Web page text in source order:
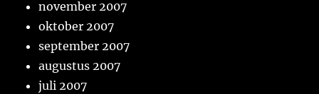
november 2007
oktober 2007
september 2007
augustus 2007
juli 2007